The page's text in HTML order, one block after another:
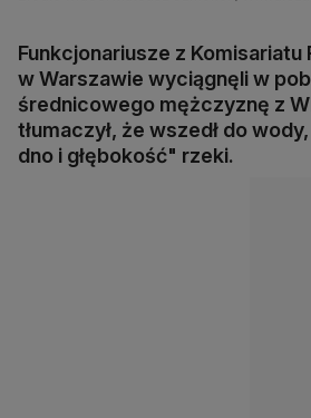
Funkcjonariusze z Komisariatu
w Warszawie wyciągnęli w
średnicowego mężczyznę z
tłumaczył, że wszedł do
dno i głębokość" rzeki.